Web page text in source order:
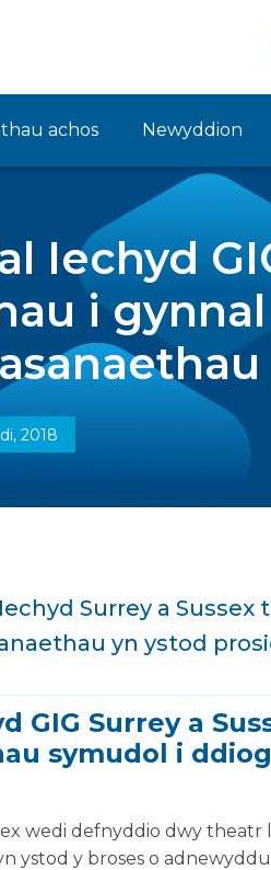
achos Newyddion
Iechyd
i
2018
Surrey a Sussex
yn ystod
GIG Surrey a
symudol i
wedi defnyddio dwy
ystod y broses o